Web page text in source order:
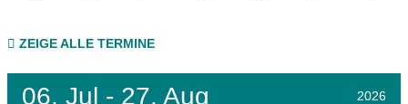
ZEIGE ALLE TERMINE
06. Jul - 27. Aug 2026